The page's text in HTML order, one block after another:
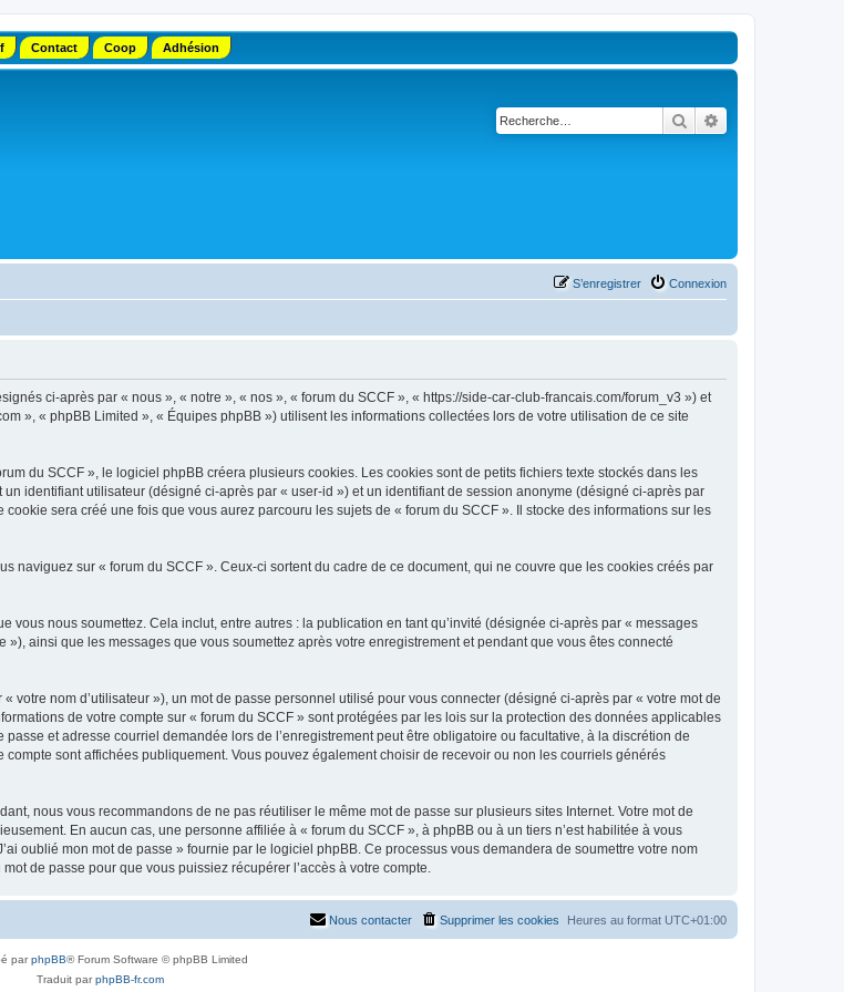
Contact Coop Adhésion
Rechercher
Connexion
S’enregistrer
ci-après par « nous », « notre », « nos », « forum du SCCF », « https://side-car-club-francais.com/forum_v3 ») et
», « phpBB Limited », « Équipes phpBB ») utilisent les informations collectées lors de votre utilisation de ce site
du SCCF », le logiciel phpBB créera plusieurs cookies. Les cookies sont de petits fichiers texte stockés dans les
identifiant utilisateur (désigné ci-après par « user-id ») et un identifiant de session anonyme (désigné ci-après par
sera créé une fois que vous aurez parcouru les sujets de « forum du SCCF ». Il stocke des informations sur les
naviguez sur « forum du SCCF ». Ceux-ci sortent du cadre de ce document, qui ne couvre que les cookies créés par
vous nous soumettez. Cela inclut, entre autres : la publication en tant qu’invité (désignée ci-après par « messages
ainsi que les messages que vous soumettez après votre enregistrement et pendant que vous êtes connecté
votre nom d’utilisateur »), un mot de passe personnel utilisé pour vous connecter (désigné ci-après par « votre mot de
de votre compte sur « forum du SCCF » sont protégées par les lois sur la protection des données applicables
et adresse courriel demandée lors de l’enregistrement peut être obligatoire ou facultative, à la discrétion de
sont affichées publiquement. Vous pouvez également choisir de recevoir ou non les courriels générés
nous vous recommandons de ne pas réutiliser le même mot de passe sur plusieurs sites Internet. Votre mot de
En aucun cas, une personne affiliée à « forum du SCCF », à phpBB ou à un tiers n’est habilitée à vous
oublié mon mot de passe » fournie par le logiciel phpBB. Ce processus vous demandera de soumettre votre nom
de passe pour que vous puissiez récupérer l’accès à votre compte.
Heures au format UTC+01:00
Supprimer les cookies
Nous contacter
parphpBB® Forum Software © phpBB Limited
Traduit parphpBB-fr.com